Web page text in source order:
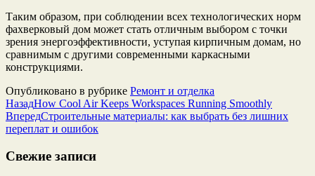
Таким образом, при соблюдении всех технологических норм
фахверковый дом может стать отличным выбором с точки
зрения энергоэффективности, уступая кирпичным домам, но
сравнимым с другими современными каркасными
конструкциями.
Опубликовано в рубрике Ремонт и отделка
НазадHow Cool Air Keeps Workspaces Running Smoothly
ВпередСтроительные материалы: как выбрать без лишних
переплат и ошибок
Свежие записи